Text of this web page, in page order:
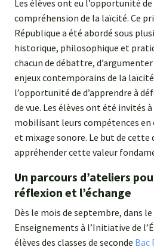
Les élèves ont eu l’opportunité
compréhension de la laïcité. Ce
République a été abordé sous
historique, philosophique et
chacun de débattre,
enjeux contemporains de la
l’opportunité de d’apprendre à
de vue. Les élèves ont été invités
mobilisant leurs compétences
et mixage sonore. Le but de cette
appréhender cette valeur
Un parcours d’ateliers
réflexion et l’échange
Dès le mois de septembre, dans le
Enseignements à l’Initiative de
élèves des classes de seconde Bac